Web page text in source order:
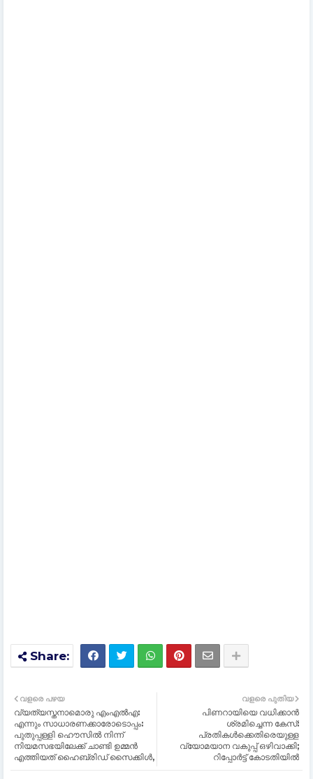
വളരെ പുതിയ
പിണറായിയെ വധിക്കാന്‍
ശ്രമിച്ചെന്ന കേസ്:
പ്രതികള്‍ക്കെതിരെയുള്ള
വ്യോമയാന വകുപ്പ് ഒഴിവാക്കി;
റിപ്പോര്‍ട്ട് കോടതിയില്‍
വളരെ പഴയ
വ്യത്യസ്തനാമൊരു എംഎൽഎ:
എന്നും സാധാരണക്കാരോടൊപ്പം:
പുതുപ്പള്ളി ഹൌസില്‍ നിന്ന്
നിയമസഭയിലേക്ക് ചാണ്ടി ഉമ്മൻ
എത്തിയത് ഹൈബ്രിഡ് സൈക്കിള്‍,